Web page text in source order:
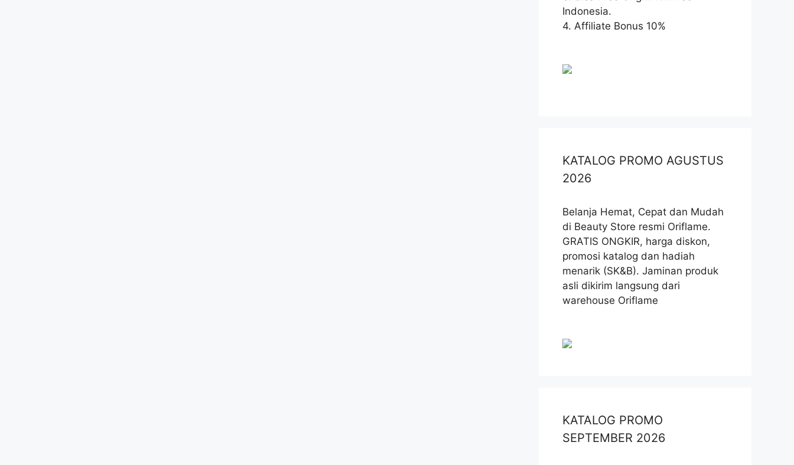
Indonesia.
4. Affiliate Bonus 10%
KATALOG PROMO AGUSTUS
2026
Belanja Hemat, Cepat dan Mudah
di Beauty Store resmi Oriflame.
GRATIS ONGKIR, harga diskon,
promosi katalog dan hadiah
menarik (SK&B). Jaminan produk
asli dikirim langsung dari
warehouse Oriflame
KATALOG PROMO
SEPTEMBER 2026